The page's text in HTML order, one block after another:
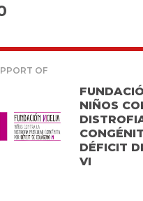
OF
NIÑOS
DÉFICIT
VI